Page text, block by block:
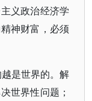
义政治经济学
神财富，必须
是世界的。解
世界性问题；